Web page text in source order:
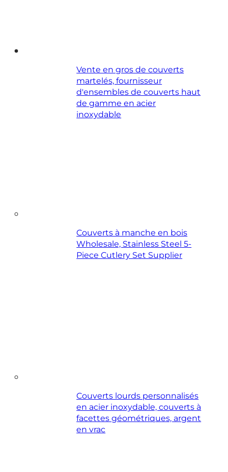
Vente en gros de couverts
martelés, fournisseur
d'ensembles de couverts haut
de gamme en acier
inoxydable
Couverts à manche en bois
Wholesale, Stainless Steel 5-
Piece Cutlery Set Supplier
Couverts lourds personnalisés
en acier inoxydable, couverts à
facettes géométriques, argent
en vrac